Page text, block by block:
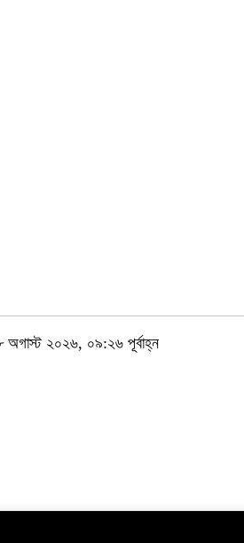
অগাস্ট ২০২৬, ০৯:২৬ পূর্বাহ্ন